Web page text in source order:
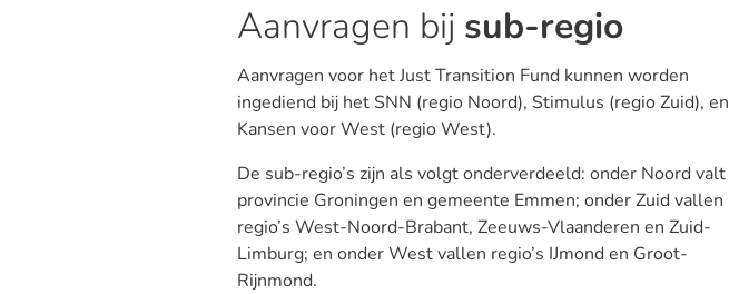
Aanvragen bij sub-regio
Aanvragen voor het Just Transition Fund kunnen worden
ingediend bij het SNN (regio Noord), Stimulus (regio Zuid), en
Kansen voor West (regio West).
De sub-regio’s zijn als volgt onderverdeeld: onder Noord valt
provincie Groningen en gemeente Emmen; onder Zuid vallen
regio’s West-Noord-Brabant, Zeeuws-Vlaanderen en Zuid-
Limburg; en onder West vallen regio’s IJmond en Groot-
Rijnmond.